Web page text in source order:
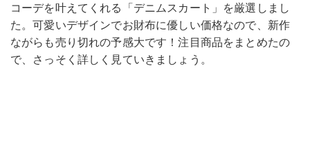
コーデを叶えてくれる「デニムスカート」を厳選しまし
た。可愛いデザインでお財布に優しい価格なので、新作
ながらも売り切れの予感大です！注目商品をまとめたの
で、さっそく詳しく見ていきましょう。